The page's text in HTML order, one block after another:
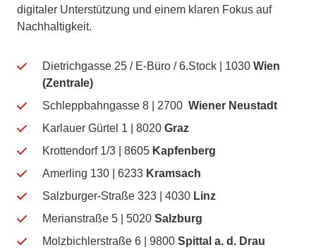
digitaler Unterstützung und einem klaren Fokus auf
Nachhaltigkeit.
Dietrichgasse 25 / E-Büro / 6.Stock | 1030 Wien
(Zentrale)
Schleppbahngasse 8 | 2700 Wiener Neustadt
Karlauer Gürtel 1 | 8020 Graz
Krottendorf 1/3 | 8605 Kapfenberg
Amerling 130 | 6233 Kramsach
Salzburger-Straße 323 | 4030 Linz
Merianstraße 5 | 5020 Salzburg
Molzbichlerstraße 6 | 9800 Spittal a. d. Drau